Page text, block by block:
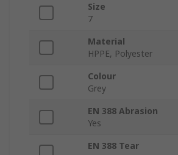
Size
7
Material
HPPE, Polyester
Colour
Grey
EN 388 Abrasion
Yes
EN 388 Tear